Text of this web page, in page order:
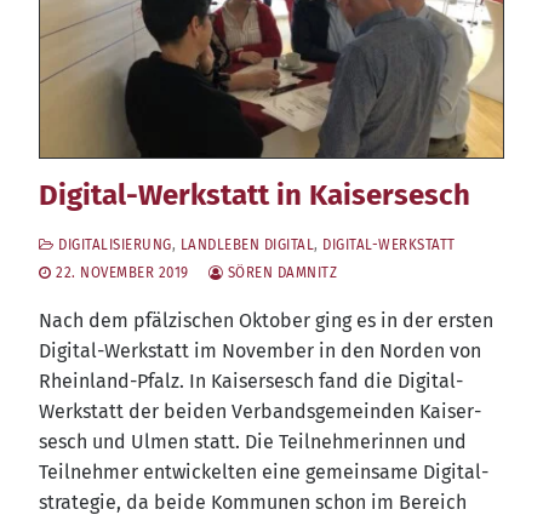
Digital-Werkstatt in Kaisersesch
DIGITALISIERUNG, LANDLEBEN DIGITAL, DIGITAL-WERKSTATT
22. NOVEMBER 2019
SÖREN DAMNITZ
Nach dem pfäl­zi­schen Okto­ber ging es in der ers­ten
Digi­tal-Werk­statt im Novem­ber in den Nor­den von
Rhein­land-Pfalz. In Kai­ser­sesch fand die Digi­tal-
Werk­statt der bei­den Ver­bands­ge­mein­den Kai­ser­
sesch und Ulmen statt. Die Teil­neh­me­rin­nen und
Teil­neh­mer ent­wi­ckel­ten eine gemein­sa­me Digi­tal­
stra­te­gie, da bei­de Kom­mu­nen schon im Bereich